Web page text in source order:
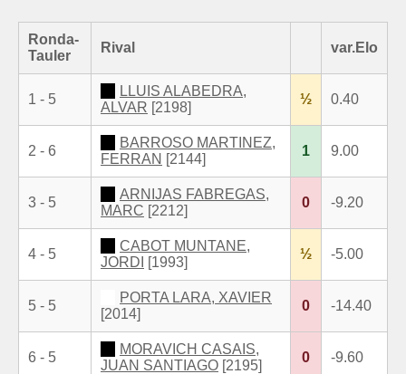
Ronda-
Tauler
Rival var.Elo
1 - 5
LLUIS ALABEDRA,
ALVAR [2198]
½ 0.40
2 - 6
BARROSO MARTINEZ,
FERRAN [2144]
1 9.00
3 - 5
ARNIJAS FABREGAS,
MARC [2212]
0 -9.20
4 - 5
CABOT MUNTANE,
JORDI
[1993]
½ -5.00
5 - 5
PORTA LARA, XAVIER
[2014]
0 -14.40
6 - 5
MORAVICH CASAIS,
JUAN SANTIAGO [2195]
0 -9.60